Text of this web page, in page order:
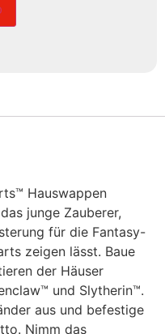
Hauswappen
junge Zauberer,
für die Fantasy-
zeigen lässt. Baue
der Häuser
und Slytherin™.
aus und befestige
Nimm das